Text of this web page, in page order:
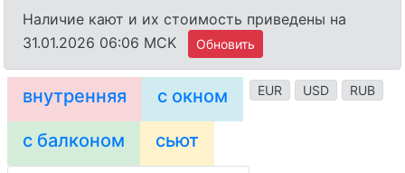
Наличие кают и их стоимость приведены на
31.01.2026 06:06 MCK
Обновить
EUR USD RUB
внутренняя с окном
с балконом сьют